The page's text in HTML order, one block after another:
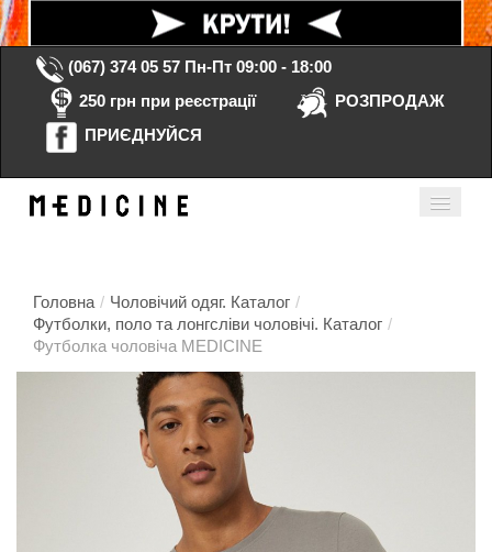
(067) 374 05 57 Пн-Пт 09:00 - 18:00
250 грн при реєстрації
РОЗПРОДАЖ
ПРИЄДНУЙСЯ
Головна / Чоловічий одяг. Каталог /
Футболки, поло та лонгсліви чоловічі. Каталог /
Футболка чоловіча MEDICINE